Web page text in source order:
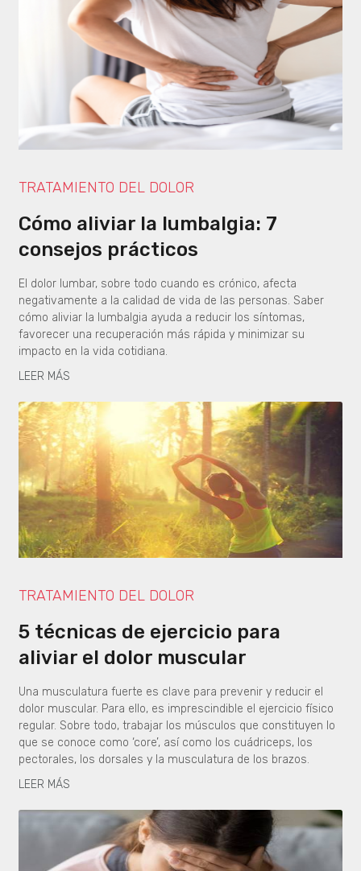
TRATAMIENTO DEL DOLOR
Cómo aliviar la lumbalgia: 7
consejos prácticos
El dolor lumbar, sobre todo cuando es crónico, afecta
negativamente a la calidad de vida de las personas. Saber
cómo aliviar la lumbalgia ayuda a reducir los síntomas,
favorecer una recuperación más rápida y minimizar su
impacto en la vida cotidiana.
LEER MÁS
TRATAMIENTO DEL DOLOR
5 técnicas de ejercicio para
aliviar el dolor muscular
Una musculatura fuerte es clave para prevenir y reducir el
dolor muscular. Para ello, es imprescindible el ejercicio físico
regular. Sobre todo, trabajar los músculos que constituyen lo
que se conoce como ‘core’, así como los cuádriceps, los
pectorales, los dorsales y la musculatura de los brazos.
LEER MÁS